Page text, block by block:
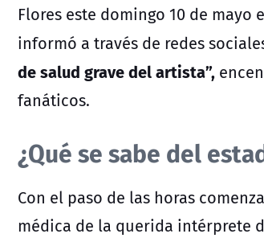
Flores este domingo 10 de
informó a través de redes
de salud grave del artista”,
fanáticos.
¿Qué se sabe del
Con el paso de las horas
médica de la querida intérprete